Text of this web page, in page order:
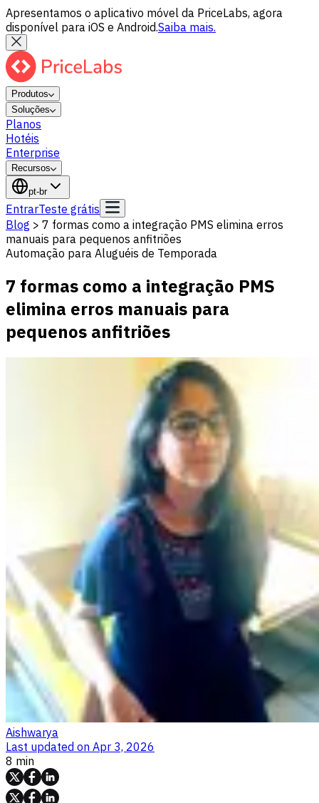
Apresentamos o aplicativo móvel da PriceLabs, agora
disponível para iOS e Android.Saiba mais.
Produtos
Soluções
Planos
Hotéis
Enterprise
Recursos
pt-br
EntrarTeste grátis
Blog > 7 formas como a integração PMS elimina erros
manuais para pequenos anfitriões
Automação para Aluguéis de Temporada
7 formas como a integração PMS
elimina erros manuais para
pequenos anfitriões
Aishwarya
Last updated on Apr 3, 2026
8 min